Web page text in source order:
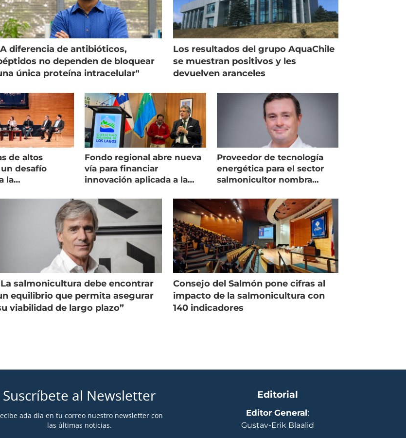
diferencia de antibióticos,
no dependen de bloquear
única proteína intracelular"
Los resultados del grupo AquaChile
se muestran positivos y les
devuelven aranceles
de altos
desafío
la
Fondo regional abre nueva
vía para financiar
innovación aplicada a la
Proveedor de tecnología
energética para el sector
salmonicultor nombra
salmonicultura debe encontrar
equilibrio que permita asegurar
viabilidad de largo plazo”
Consejo del Salmón pone cifras al
impacto de la salmonicultura con
140 indicadores
Suscríbete al Newsletter
ada día en tu correo nuestro newsletter con
las últimas noticias.
Editorial
Editor General:
Gustav-Erik Blaalid